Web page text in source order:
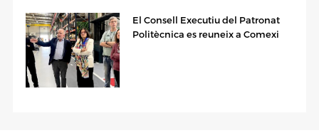
El Consell Executiu del Patronat
Politècnica es reuneix a Comexi